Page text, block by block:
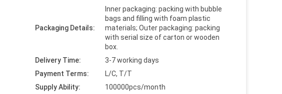
Packaging Details:
Inner packaging: packing with bubble
bags and filling with foam plastic
materials; Outer packaging: packing
with serial size of carton or wooden
box.
Delivery Time:
3-7 working days
Payment Terms:
L/C, T/T
Supply Ability:
100000pcs/month